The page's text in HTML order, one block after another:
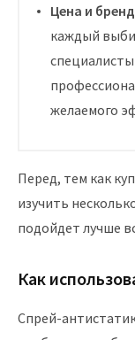
Цена и бренд
каждый
желаемого
Перед, тем как
изучить
подойдет лучше
Как
Спрей-